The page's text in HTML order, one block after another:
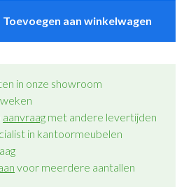
Toevoegen aan winkelwagen
in onze showroom
aanvraag met andere levertijden
in kantoormeubelen
voor meerdere aantallen